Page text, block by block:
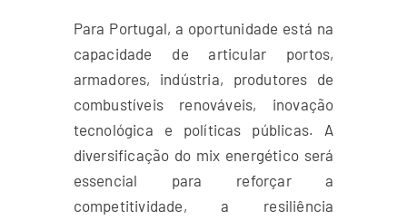
Para Portugal, a oportunidade está na
capacidade de articular portos,
armadores, indústria, produtores de
combustíveis renováveis, inovação
tecnológica e políticas públicas. A
diversificação do mix energético será
essencial para reforçar a
competitividade, a resiliência